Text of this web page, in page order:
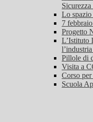
Lo
7
Progetto
L’Istituto
Pillole di
Visita a
Corso
Scuola